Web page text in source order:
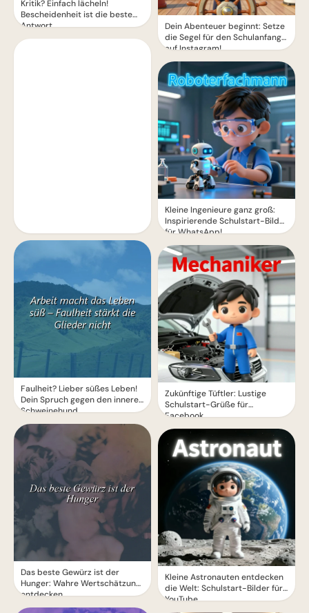
Kritik? Einfach lächeln!
Bescheidenheit ist die beste
Antwort.
Faulheit? Lieber süßes Leben!
Dein Spruch gegen den inneren
Schweinehund
Das beste Gewürz ist der
Hunger: Wahre Wertschätzung
entdecken
Dein Abenteuer beginnt: Setze
die Segel für den Schulanfang
auf Instagram!
Kleine Ingenieure ganz groß:
Inspirierende Schulstart-Bilder
für WhatsApp!
Zukünftige Tüftler: Lustige
Schulstart-Grüße für
Facebook
Kleine Astronauten entdecken
die Welt: Schulstart-Bilder für
YouTube